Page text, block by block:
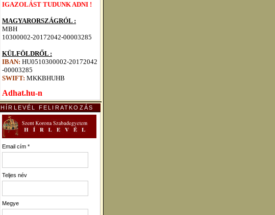
IGAZOLÁST TUDUNK ADNI !
MAGYARORSZÁGRÓL :
MBH
10300002-20172042-00003285
KÜLFÖLDRŐL :
IBAN: HU0510300002-20172042
-00003285
SWIFT: MKKBHUHB
Adhat.hu-n
HÍRLEVÉL FELIRATKOZÁS
Email cím *
Teljes név
Megye